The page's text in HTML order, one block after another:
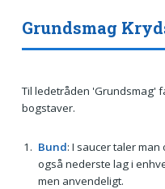
Grundsmag
Til ledetråden 'Grundsmag'
bogstaver.
Bund: I saucer taler
også nederste lag i
men anvendeligt.